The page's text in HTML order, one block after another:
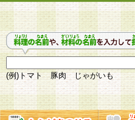
(例)トマト 豚肉 じゃがいも